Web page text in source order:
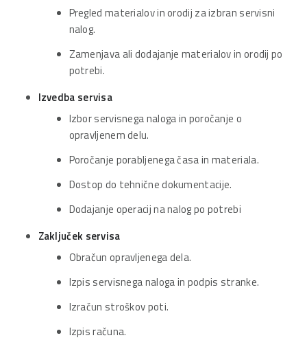
Pregled materialov in orodij za izbran servisni
nalog.
Zamenjava ali dodajanje materialov in orodij po
potrebi.
Izvedba servisa
Izbor servisnega naloga in poročanje o
opravljenem delu.
Poročanje porabljenega časa in materiala.
Dostop do tehnične dokumentacije.
Dodajanje operacij na nalog po potrebi
Zaključek servisa
Obračun opravljenega dela.
Izpis servisnega naloga in podpis stranke.
Izračun stroškov poti.
Izpis računa.